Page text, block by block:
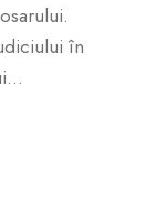
în